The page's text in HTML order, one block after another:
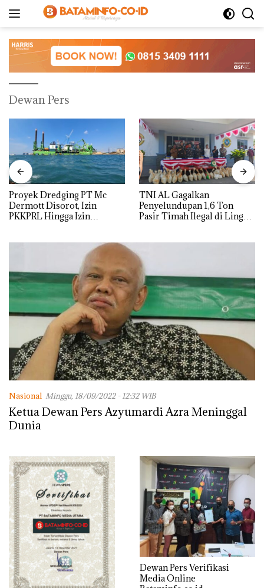
Dewan Pers
Proyek Dredging PT Mc
Dermott Disorot, Izin
PKKPRL Hingga Izin
TNI AL Gagalkan
Penyelundupan 1,6 Ton
Pasir Timah Ilegal di Lingga,
Nasional Minggu, 18/09/2022 - 12:32 WIB
Ketua Dewan Pers Azyumardi Azra Meninggal
Dunia
Dewan Pers Verifikasi
Media Online